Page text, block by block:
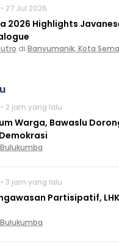
• 27 Jul 2026
2026 Highlights
di Banyumanik, Kota
• 2 jam yang lalu
Warga, Bawaslu
Bulukumba
• 3 jam yang lalu
Partisipatif,
Bulukumba